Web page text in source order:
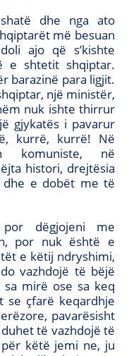
dhe nga ato
më besuan
ajo që s’kishte
e shtetit shqiptar.
barazinë para ligjit.
një ministër,
nuk ishte thirrur
gjykatës i pavarur
kurrë, kurrë! Në
komuniste, në
histori, drejtësia
e dobët me të
dëgjojeni me
por nuk është e
e këtij ndryshimi,
vazhdojë të bëjë
mirë ose sa keq
se çfarë keqardhje
pavarësisht
të vazhdojë të
këtë jemi ne, ju